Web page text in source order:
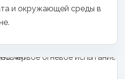
и окружающей среды в